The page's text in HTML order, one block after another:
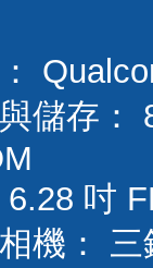
儲存：
吋
機：